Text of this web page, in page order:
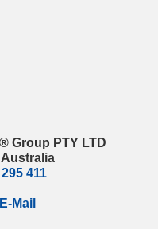
Group PTY LTD
Australia
411
Mail